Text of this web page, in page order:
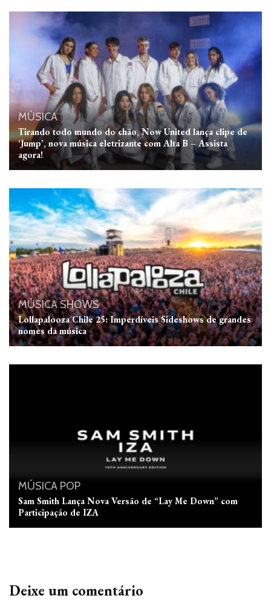
MÚSICA
Tirando todo mundo do chão, Now United lança clipe de
‘Jump’, nova música eletrizante com Alta B – Assista
agora!
MÚSICASHOWS
Lollapalooza Chile 25: Imperdíveis Sideshows de grandes
nomes da música
MÚSICA POP
Sam Smith Lança Nova Versão de “Lay Me Down” com
Participação de IZA
Deixe um comentário